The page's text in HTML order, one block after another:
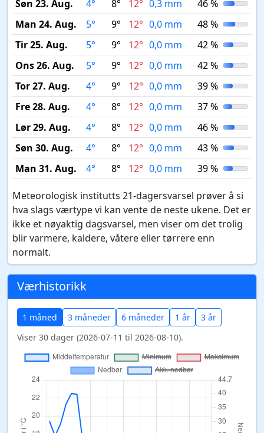
Søn 23. Aug. 4° 8° 12° 0,3 mm
46 %
Man 24. Aug.
5° 9° 12° 0,0 mm
48 %
Tir 25. Aug.
5° 9° 12° 0,0 mm
42 %
Ons 26. Aug.
5° 9° 12° 0,0 mm
42 %
Tor 27. Aug.
4° 9° 12° 0,0 mm
39 %
Fre 28. Aug.
4° 8° 12° 0,0 mm
37 %
Lør 29. Aug.
4° 8° 12° 0,0 mm
46 %
Søn 30. Aug.
4° 8° 12° 0,0 mm
43 %
Man 31. Aug.
4° 8° 12° 0,0 mm 39 %
Meteorologisk institutts 21-dagersvarsel prøver å si
hva slags værtype vi kan vente de neste ukene. Det er
ikke et nøyaktig dagsvarsel, men viser om det trolig
blir varmere, kaldere, våtere eller tørrere enn
normalt.
Værhistorikk
1 måned 3 måneder 6 måneder 1 år
3 år
Viser 30 dager (2026-07-11 til 2026-08-10).